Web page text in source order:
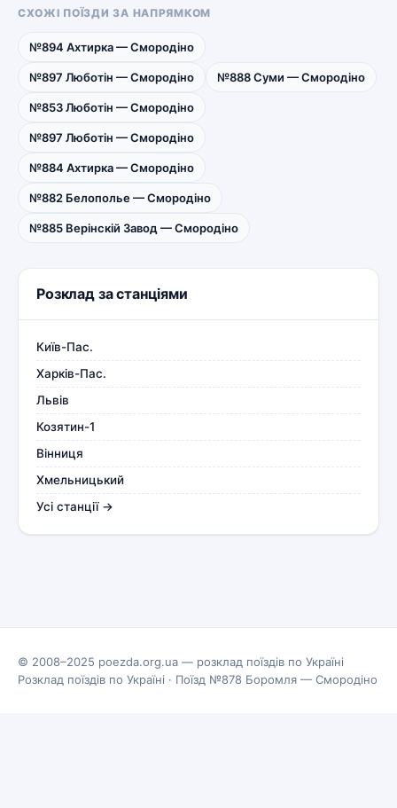
СХОЖІ ПОЇЗДИ ЗА НАПРЯМКОМ
№894 Ахтирка — Смородіно
№897 Люботін — Смородіно №888 Суми — Смородіно
№853 Люботін — Смородіно
№897 Люботін — Смородіно
№884 Ахтирка — Смородіно
№882 Белополье — Смородіно
№885 Верінскій Завод — Смородіно
Розклад за станціями
Київ-Пас.
Харків-Пас.
Львів
Козятин-1
Вінниця
Хмельницький
Усі станції →
© 2008–2025 poezda.org.ua — розклад поїздів по Україні
Розклад поїздів по Україні · Поїзд №878 Боромля — Смородіно